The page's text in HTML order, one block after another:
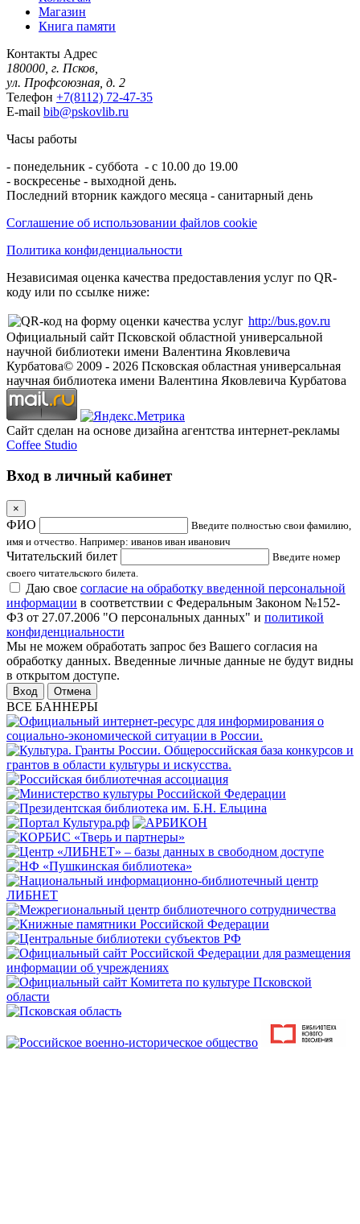
Магазин
Книга памяти
Контакты Адрес
180000, г. Псков,
ул. Профсоюзная, д. 2
Телефон +7(8112) 72-47-35
E-mail bib@pskovlib.ru
Часы работы
- понедельник - суббота - с 10.00 до 19.00
- воскресенье - выходной день.
Последний вторник каждого месяца - санитарный день
Соглашение об использовании файлов cookie
Политика конфиденциальности
Независимая оценка качества предоставления услуг по QR-
коду или по ссылке ниже:
http://bus.gov.ru
Официальный сайт Псковской областной универсальной
научной библиотеки имени Валентина Яковлевича
Курбатова© 2009 - 2026 Псковская областная универсальная
научная библиотека имени Валентина Яковлевича Курбатова
Сайт сделан на основе дизайна агентства интернет-рекламы
Coffee Studio
Вход в личный кабинет
×
ФИО
Введите полностью свои фамилию,
имя и отчество. Например: иванов иван иванович
Читательский билет
Введите номер
своего читательского билета.
Даю свое согласие на обработку введенной персональной
информации в соответствии с Федеральным Законом №152-
ФЗ от 27.07.2006 "О персональных данных" и политикой
конфиденциальности
Мы не можем обработать запрос без Вашего согласия на
обработку данных. Введенные личные данные не будут видны
в открытом доступе.
Отмена
ВСЕ БАННЕРЫ